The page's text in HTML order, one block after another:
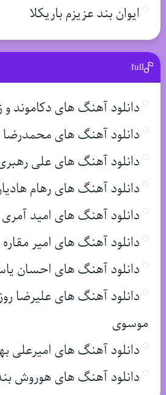
ایوان بند عزیزم باریکلا
full
دانلود آهنگ های دکاموند و
دانلود آهنگ های
دانلود آهنگ های علی
دانلود آهنگ های رهام
دانلود آهنگ های امید
دانلود آهنگ های امیر مقاره
دانلود آهنگ های احسان
دانلود آهنگ های علیرضا
موسوی
دانلود آهنگ های امیرعلی
دانلود آهنگ های هوروش